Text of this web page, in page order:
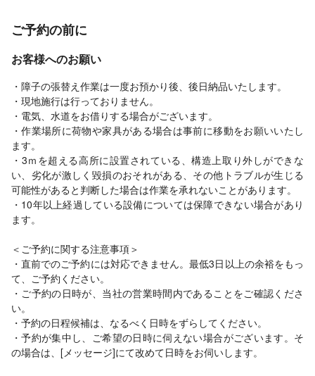
ご予約の前に
お客様へのお願い
・障子の張替え作業は一度お預かり後、後日納品いたします。
・現地施行は行っておりません。
・電気、水道をお借りする場合がございます。
・作業場所に荷物や家具がある場合は事前に移動をお願いいたし
ます。
・3ｍを超える高所に設置されている、構造上取り外しができな
い、劣化が激しく毀損のおそれがある、その他トラブルが生じる
可能性があると判断した場合は作業を承れないことがあります。
・10年以上経過している設備については保障できない場合があり
ます。
＜ご予約に関する注意事項＞
・直前でのご予約には対応できません。最低3日以上の余裕をもっ
て、ご予約ください。
・ご予約の日時が、当社の営業時間内であることをご確認くださ
い。
・予約の日程候補は、なるべく日時をずらしてください。
・予約が集中し、ご希望の日時に伺えない場合がございます。そ
の場合は、[メッセージ]にて改めて日時をお伺いします。